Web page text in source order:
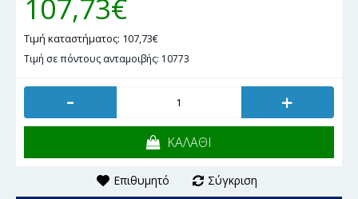
107,73€
Τιμή καταστήματος: 107,73€
Τιμή σε πόντους ανταμοιβής: 10773
- +
ΚΑΛΑΘΙ
Επιθυμητό Σύγκριση